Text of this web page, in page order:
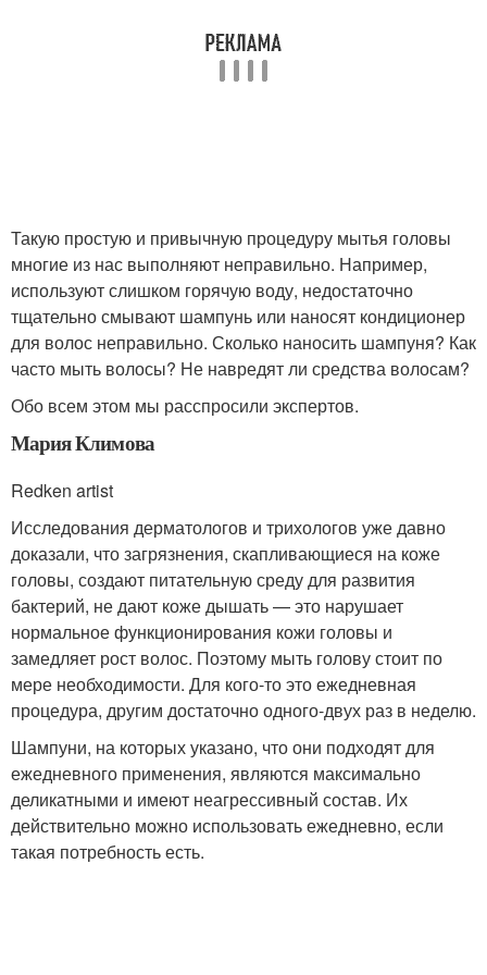
Такую простую и привычную процедуру мытья головы
многие из нас выполняют неправильно. Например,
используют слишком горячую воду, недостаточно
тщательно смывают шампунь или наносят кондиционер
для волос неправильно. Сколько наносить шампуня? Как
часто мыть волосы? Не навредят ли средства волосам?
Обо всем этом мы расспросили экспертов.
Мария Климова
Redken artist
Исследования дерматологов и трихологов уже давно
доказали, что загрязнения, скапливающиеся на коже
головы, создают питательную среду для развития
бактерий, не дают коже дышать — это нарушает
нормальное функционирования кожи головы и
замедляет рост волос. Поэтому мыть голову стоит по
мере необходимости. Для кого-то это ежедневная
процедура, другим достаточно одного-двух раз в неделю.
Шампуни, на которых указано, что они подходят для
ежедневного применения, являются максимально
деликатными и имеют неагрессивный состав. Их
действительно можно использовать ежедневно, если
такая потребность есть.